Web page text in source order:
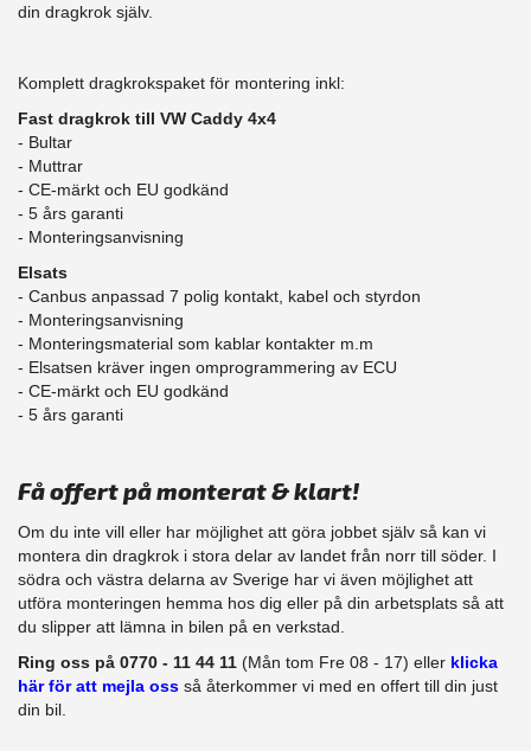
din dragkrok själv.
Komplett dragkrokspaket för montering inkl:
Fast dragkrok till VW Caddy 4x4
- Bultar
- Muttrar
- CE-märkt och EU godkänd
​- 5 års garanti
- Monteringsanvisning
Elsats
- Canbus anpassad 7 polig kontakt, kabel och styrdon
- Monteringsanvisning
- Monteringsmaterial som kablar kontakter m.m
- Elsatsen kräver ingen omprogrammering av ECU
- CE-märkt och EU godkänd
​- 5 års garanti
Få offert på monterat & klart!
Om du inte vill eller har möjlighet att göra jobbet själv så kan vi
montera din dragkrok i stora delar av landet från norr till söder. I
södra och västra delarna av Sverige har vi även möjlighet att
​utföra monteringen hemma hos dig eller på din arbetsplats så att
du slipper att lämna in bilen på en verkstad.
Ring oss på 0770 - 11 44 11 (Mån tom Fre 08 - 17) eller klicka
här för att mejla oss så återkommer vi med en offert till din just
din bil.